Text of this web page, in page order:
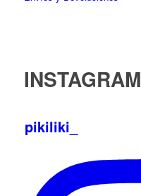
INSTAGRAM
pikiliki_